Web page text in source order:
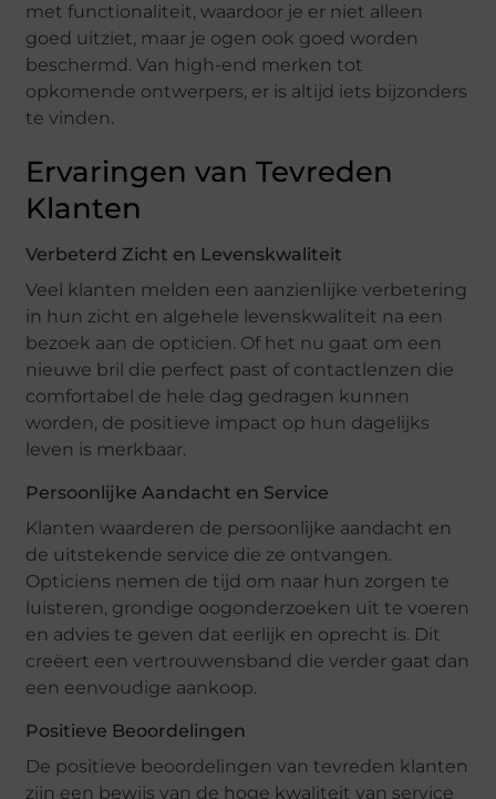
met functionaliteit, waardoor je er niet alleen
goed uitziet, maar je ogen ook goed worden
beschermd. Van high-end merken tot
opkomende ontwerpers, er is altijd iets bijzonders
te vinden.
Ervaringen van Tevreden
Klanten
Verbeterd Zicht en Levenskwaliteit
Veel klanten melden een aanzienlijke verbetering
in hun zicht en algehele levenskwaliteit na een
bezoek aan de opticien. Of het nu gaat om een
nieuwe bril die perfect past of contactlenzen die
comfortabel de hele dag gedragen kunnen
worden, de positieve impact op hun dagelijks
leven is merkbaar.
Persoonlijke Aandacht en Service
Klanten waarderen de persoonlijke aandacht en
de uitstekende service die ze ontvangen.
Opticiens nemen de tijd om naar hun zorgen te
luisteren, grondige oogonderzoeken uit te voeren
en advies te geven dat eerlijk en oprecht is. Dit
creëert een vertrouwensband die verder gaat dan
een eenvoudige aankoop.
Positieve Beoordelingen
De positieve beoordelingen van tevreden klanten
zijn een bewijs van de hoge kwaliteit van service